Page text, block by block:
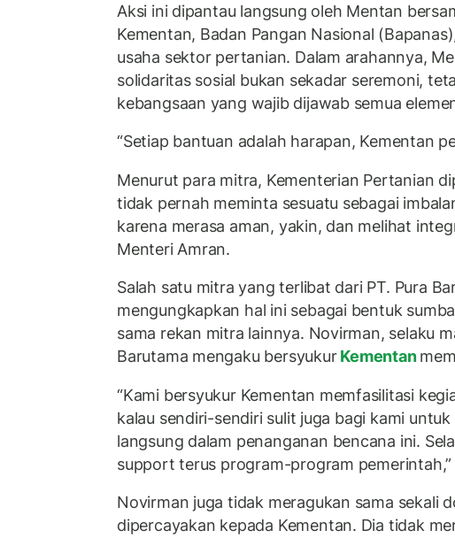
Aksi ini dipantau langsung oleh Mentan
Kementan, Badan Pangan Nasional
usaha sektor pertanian. Dalam arahannya,
solidaritas sosial bukan sekadar seremoni,
kebangsaan yang wajib dijawab semua
“Setiap bantuan adalah harapan, Kementan
Menurut para mitra, Kementerian Pertanian
tidak pernah meminta sesuatu sebagai
karena merasa aman, yakin, dan melihat
Menteri Amran.
Salah satu mitra yang terlibat dari PT. Pura
mengungkapkan hal ini sebagai bentuk
sama rekan mitra lainnya. Novirman, selaku
Barutama mengaku bersyukurKementan
“Kami bersyukur Kementan memfasilitasi
kalau sendiri-sendiri sulit juga bagi kami
langsung dalam penanganan bencana ini.
support terus program-program
Novirman juga tidak meragukan sama sekali
dipercayakan kepada Kementan. Dia tidak